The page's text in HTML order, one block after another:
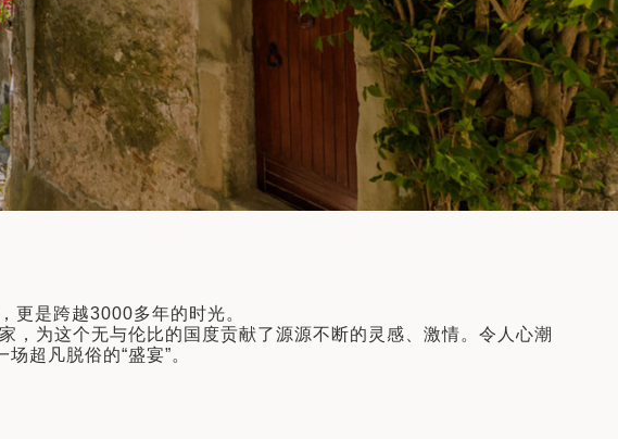
更是跨越3000多年的时光。
，为这个无与伦比的国度贡献了源源不断的灵感、激情。令人心潮
超凡脱俗的“盛宴”。